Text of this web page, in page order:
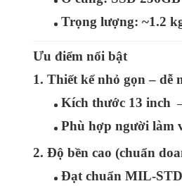
Trọng lượng: ~1.2
Ưu điểm nổi bật
1. Thiết kế nhỏ gọn – dễ
Kích thước 13 inch
Phù hợp người làm
2. Độ bền cao (chuẩn
Đạt chuẩn MIL-